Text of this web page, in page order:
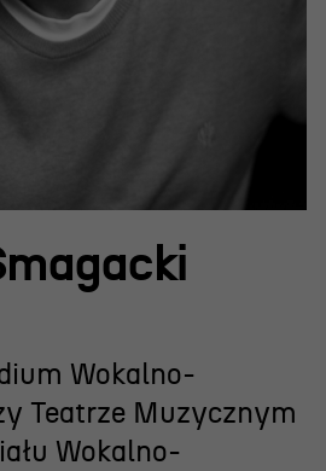
Dramaturgiczna
Miejski
Wokalno-
Teatrze Muzycznym
Wokalno-